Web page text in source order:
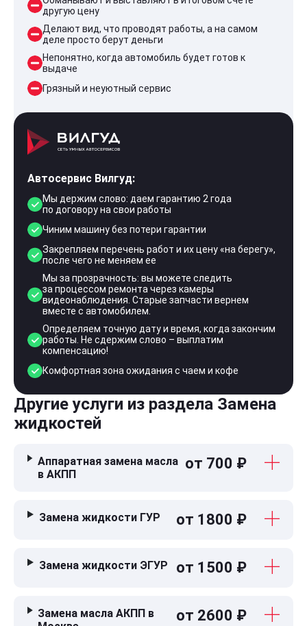
другую цену
Делают вид, что проводят работы, а на самом
деле просто берут деньги
Непонятно, когда автомобиль будет готов к
выдаче
Грязный и неуютный сервис
Автосервис Вилгуд:
Мы держим слово: даем гарантию 2 года
по договору на свои работы
Чиним машину без потери гарантии
Закрепляем перечень работ и их цену «на берегу»,
после чего не меняем ее
Мы за прозрачность: вы можете следить
за процессом ремонта через камеры
видеонаблюдения. Старые запчасти вернем
вместе с автомобилем.
Определяем точную дату и время, когда закончим
работы. Не сдержим слово – выплатим
компенсацию!
Комфортная зона ожидания с чаем и кофе
Другие услуги из раздела Замена
жидкостей
Аппаратная замена масла
в АКПП
от 700 ₽
Замена жидкости ГУР от 1800 ₽
Замена жидкости ЭГУР от 1500 ₽
Замена масла АКПП в
от 2600 ₽